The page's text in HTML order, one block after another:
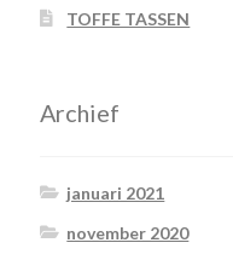
TOFFE TASSEN
Archief
januari 2021
november 2020